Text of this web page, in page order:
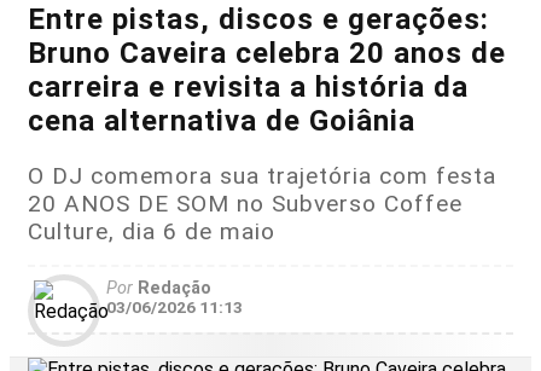
Entre pistas, discos e gerações:
Bruno Caveira celebra 20 anos de
carreira e revisita a história da
cena alternativa de Goiânia
O DJ comemora sua trajetória com festa
20 ANOS DE SOM no Subverso Coffee
Culture, dia 6 de maio
Por Redação
03/06/2026 11:13